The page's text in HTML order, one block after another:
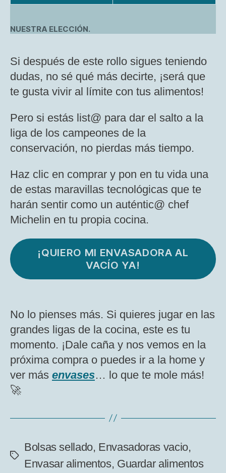
NUESTRA ELECCIÓN.
Si después de este rollo sigues teniendo
dudas, no sé qué más decirte, ¡será que
te gusta vivir al límite con tus alimentos!
Pero si estás list@ para dar el salto a la
liga de los campeones de la
conservación, no pierdas más tiempo.
Haz clic en comprar y pon en tu vida una
de estas maravillas tecnológicas que te
harán sentir como un auténtic@ chef
Michelin en tu propia cocina.
¡QUIERO MI ENVASADORA AL
VACÍO YA!
No lo pienses más. Si quieres jugar en las
grandes ligas de la cocina, este es tu
momento. ¡Dale caña y nos vemos en la
próxima compra o puedes ir a la home y
ver más envases… lo que te mole más!
🚀
Etiquetas
Bolsas sellado, Envasadoras vacio,
Envasar alimentos, Guardar alimentos